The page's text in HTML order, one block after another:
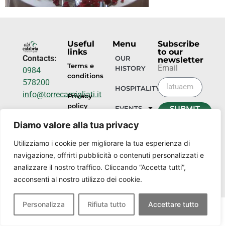
Diamo valore alla tua privacy
Utilizziamo i cookie per migliorare la tua esperienza di
navigazione, offrirti pubblicità o contenuti personalizzati e
analizzare il nostro traffico. Cliccando “Accetta tutti”,
acconsenti al nostro utilizzo dei cookie.
Personalizza Rifiuta tutto Accettare tutto
Contacts:
0984
578200
info@torrecamigliati.it
Camigliati,
Silano CS
Useful
links
Terms e
conditions
Privacy
policy
Menu
OUR
HISTORY
HOSPITALITY
EVENTS
OUR
Subscribe
to our
newsletter
Email
SUBMIT